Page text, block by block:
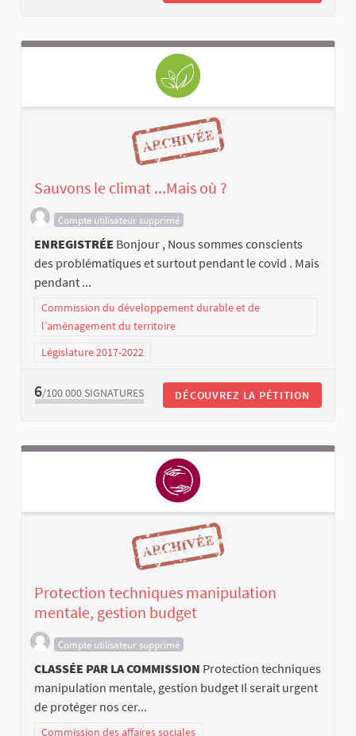
Sauvons le climat ...Mais où ?
Compte utilisateur supprimé
ENREGISTRÉE Bonjour , Nous sommes conscients
des problématiques et surtout pendant le covid . Mais
pendant ...
Commission du développement durable et de
l’aménagement du territoire
Législature 2017-2022
6/100 000 SIGNATURES DÉCOUVREZ LA PÉTITION
Protection techniques manipulation
mentale, gestion budget
Compte utilisateur supprimé
CLASSÉE PAR LA COMMISSION Protection techniques
manipulation mentale, gestion budget Il serait urgent
de protéger nos cer...
Commission des affaires sociales